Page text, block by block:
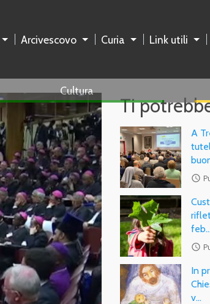
Arcivescovo Curia Link utili
Cultura
Ti
A
access_time
access_time
In
v…